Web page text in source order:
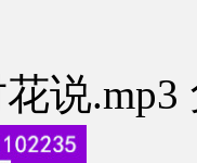
说.mp3